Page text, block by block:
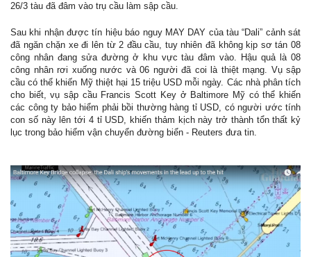
26/3 tàu đã đâm vào trụ cầu làm sập cầu.
Sau khi nhận được tín hiệu báo nguy MAY DAY của tàu “Dali” cảnh sát
đã ngăn chặn xe đi lên từ 2 đầu cầu, tuy nhiên đã không kịp sơ tán 08
công nhân đang sửa đường ở khu vực tàu đâm vào. Hậu quả là 08
công nhân rơi xuống nước và 06 người đã coi là thiệt mạng. Vụ sập
cầu có thể khiến Mỹ thiệt hại 15 triệu USD mỗi ngày. Các nhà phân tích
cho biết, vụ sập cầu Francis Scott Key ở Baltimore Mỹ có thể khiến
các công ty bảo hiểm phải bồi thường hàng tỉ USD, có người ước tính
con số này lên tới 4 tỉ USD, khiến thảm kịch này trở thành tổn thất kỷ
lục trong bảo hiểm vận chuyển đường biển - Reuters đưa tin.